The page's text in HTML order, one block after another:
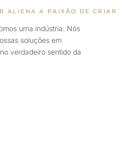
ALIENA A PAIXÃO DE CRIAR
uma indústria. Nós
soluções em
verdadeiro sentido da